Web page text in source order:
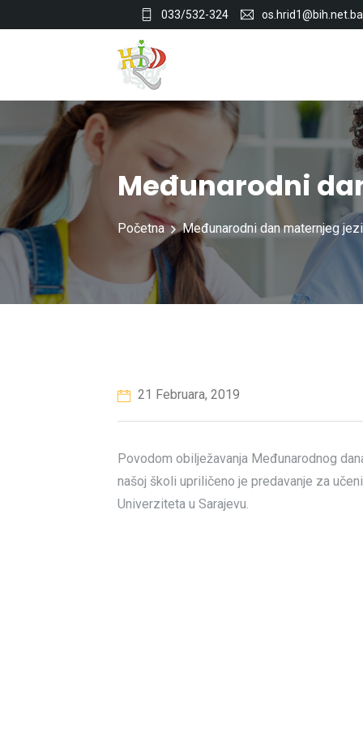
033/532-324 os.hrid1@bih.net.ba
Međunarodni
Početna Međunarodni dan maternjeg
21 Februara, 2019
Povodom obilježavanja Međunarodnog
našoj školi upriličeno je predavanje za
Univerziteta u Sarajevu.